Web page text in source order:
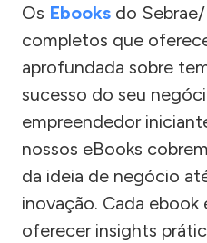
Os Ebooks do
completos que
aprofundada sobre
sucesso do seu
empreendedor
nossos eBooks
da ideia de negócio
inovação. Cada ebook
oferecer insights